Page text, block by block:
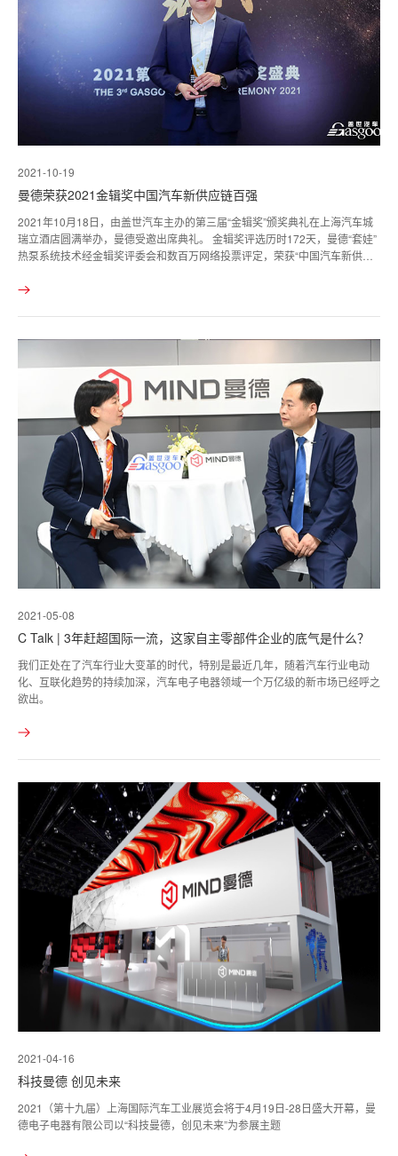
2021-10-19
曼德荣获2021金辑奖中国汽车新供应链百强
2021年10月18日，由盖世汽车主办的第三届“金辑奖”颁奖典礼在上海汽车城
瑞立酒店圆满举办，曼德受邀出席典礼。 金辑奖评选历时172天，曼德“套娃”
热泵系统技术经金辑奖评委会和数百万网络投票评定，荣获“中国汽车新供应
2021-05-08
C Talk | 3年赶超国际一流，这家自主零部件企业的底气是什么？
我们正处在了汽车行业大变革的时代，特别是最近几年，随着汽车行业电动
化、互联化趋势的持续加深，汽车电子电器领域一个万亿级的新市场已经呼之
欲出。
2021-04-16
科技曼德 创见未来
2021（第十九届）上海国际汽车工业展览会将于4月19日-28日盛大开幕，曼
德电子电器有限公司以“科技曼德，创见未来”为参展主题